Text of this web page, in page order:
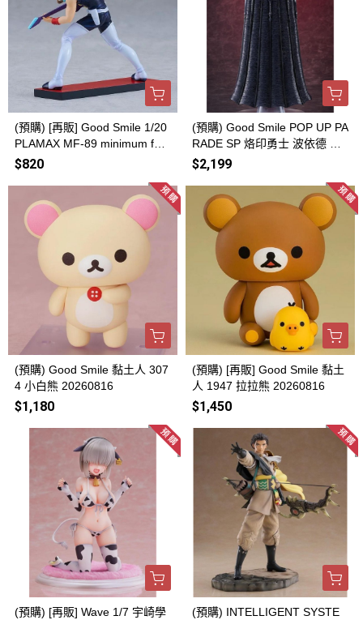
(預購) [再販] Good Smile 1/20
PLAMAX MF-89 minimum fact
ory 超時空要塞7 熱氣巴薩拉
$820
(預購) Good Smile POP UP PA
RADE SP 烙印勇士 波依德 完
成品 20260816
$2,199
(預購) Good Smile 黏土人 307
4 小白熊 20260816
$1,180
(預購) [再販] Good Smile 黏土
人 1947 拉拉熊 20260816
$1,450
(預購) [再販] Wave 1/7 宇崎學
(預購) INTELLIGENT SYSTE